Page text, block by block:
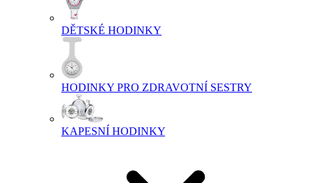
DĚTSKÉ HODINKY
HODINKY PRO ZDRAVOTNÍ SESTRY
KAPESNÍ HODINKY